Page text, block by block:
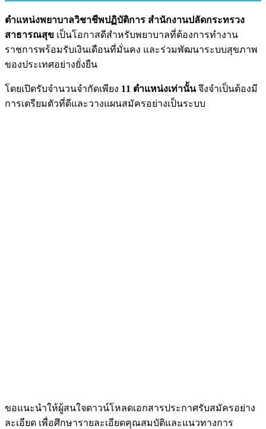
ตำแหน่งพยาบาลวิชาชีพปฏิบัติการ สำนักงานปลัดกระทรวง
สาธารณสุข เป็นโอกาสดีสำหรับพยาบาลที่ต้องการทำงาน
ราชการพร้อมรับเงินเดือนที่มั่นคง และร่วมพัฒนาระบบสุขภาพ
ของประเทศอย่างยั่งยืน
โดยเปิดรับจำนวนจำกัดเพียง 11 ตำแหน่งเท่านั้นจึงจำเป็นต้องมี
การเตรียมตัวที่ดีและวางแผนสมัครอย่างเป็นระบบ
ขอแนะนำให้ผู้สนใจดาวน์โหลดเอกสารประกาศรับสมัครอย่าง
ละเอียด เพื่อศึกษารายละเอียดคุณสมบัติและแนวทางการ